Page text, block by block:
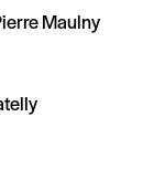
Maulny